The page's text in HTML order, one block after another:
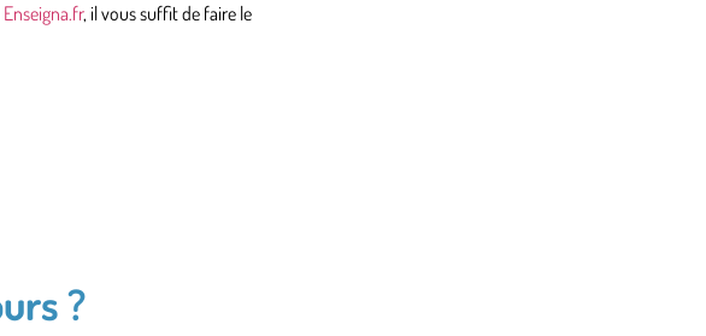
Enseigna.fr, il vous suffit de faire le
?